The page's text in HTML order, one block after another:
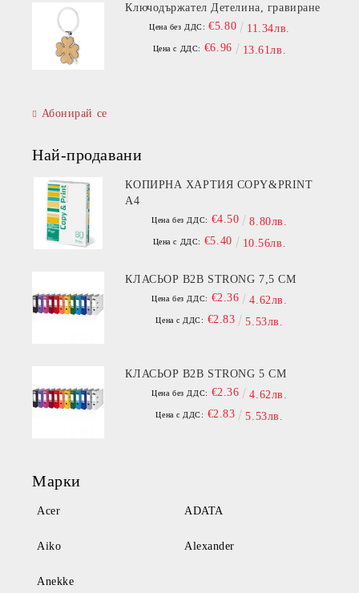
Ключодържател Детелина, гравиране
Цена без ДДС: €5.80 11.34лв.
Цена с ДДС: €6.96 13.61лв.
Абонирай се
Най-продавани
КОПИРНА ХАРТИЯ COPY&PRINT
A4
Цена без ДДС: €4.50 8.80лв.
Цена с ДДС: €5.40 10.56лв.
КЛАСЬОР B2B STRONG 7,5 СМ
Цена без ДДС: €2.36 4.62лв.
Цена с ДДС: €2.83 5.53лв.
КЛАСЬОР B2B STRONG 5 СМ
Цена без ДДС: €2.36 4.62лв.
Цена с ДДС: €2.83 5.53лв.
Марки
Acer ADATA
Aiko Alexander
Anekke